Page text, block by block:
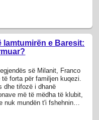
lamtumirën e Baresit:
së Milanit, Franco
forta për familjen kuqezi.
dhe tifozë i dhanë
më të mëdha të klubit,
nuk mundën t'i fshehnin